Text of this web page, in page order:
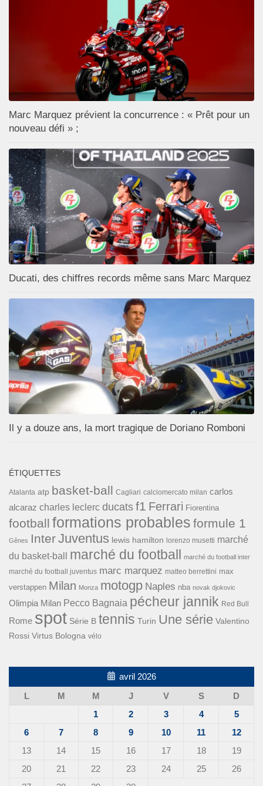
Marc Marquez prévient la concurrence : « Prêt pour un
nouveau défi » ;
Ducati, des chiffres records même sans Marc Marquez
Il y a douze ans, la mort tragique de Doriano Romboni
ÉTIQUETTES
Atalanta atp basket-ball Cagliari calciomercato milan carlos
alcaraz charles leclerc ducats f1 Ferrari Fiorentina
football formations probables formule 1
Gênes InterJuventus lewis hamilton lorenzo musetti marché
du basket-ball
marché du football marché du football inter
marché du football juventus marc marquez matteo berrettini max
verstappen Milan Monza motogp Naples nba novak djokovic
Olimpia Milan Pecco Bagnaia pécheur jannik Red Bull
Rome spot Série B tennis Turin Une série Valentino
Rossi Virtus Bologna vélo
avril 2026
L
M M J V S
D
1
2 3 4
5
6
7 8 9 10 11
12
13
14 15 16 17 18
19
20
21 22 23 24 25
26